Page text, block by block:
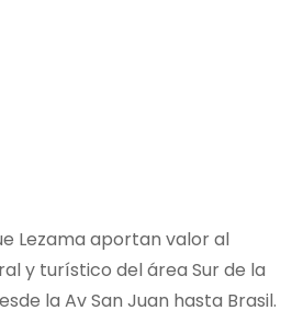
Lezama aportan valor al
y turístico del área Sur de la
la Av San Juan hasta Brasil.